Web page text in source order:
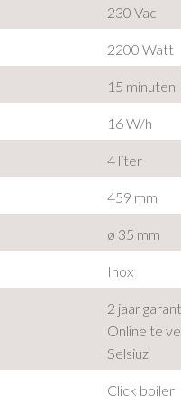
230 Vac
2200 Watt
15 minuten
16 W/h
4 liter
459 mm
ø 35 mm
Inox
2 jaar
Online te
Selsiuz
Click boiler